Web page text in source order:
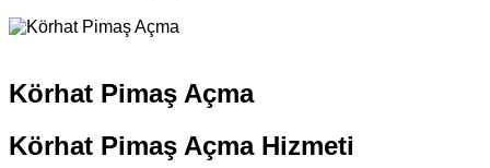
Körhat Pimaş Açma
Körhat Pimaş Açma Hizmeti